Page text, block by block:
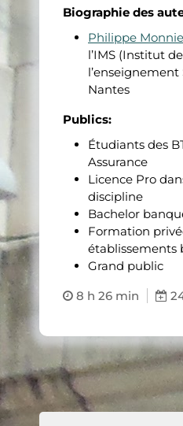
Biographie des
Philippe
l’IMS (Institut
Nantes
Publics:
Étudiants des
Assurance
Licence Pro
discipline
Bachelor
Formation
établissements
Grand public
8 h 26 min